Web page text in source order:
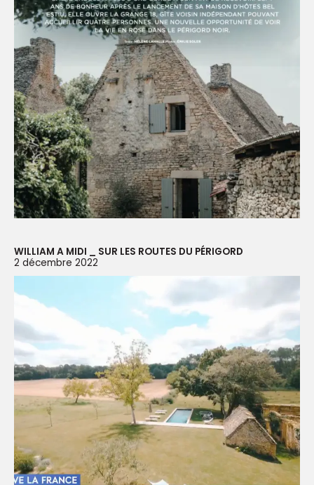
WILLIAM A MIDI _ SUR LES ROUTES DU PÉRIGORD
2 décembre 2022